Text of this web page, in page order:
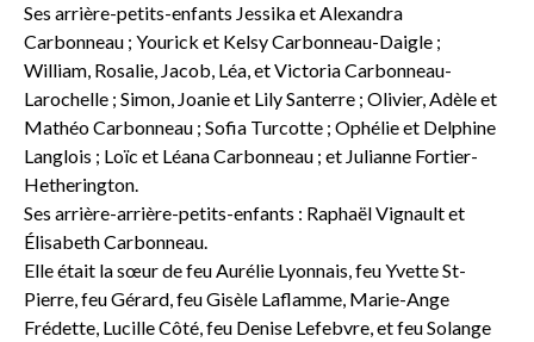
Ses arrière-petits-enfants Jessika et Alexandra
Carbonneau ; Yourick et Kelsy Carbonneau-Daigle ;
William, Rosalie, Jacob, Léa, et Victoria Carbonneau-
Larochelle ; Simon, Joanie et Lily Santerre ; Olivier, Adèle et
Mathéo Carbonneau ; Sofia Turcotte ; Ophélie et Delphine
Langlois ; Loïc et Léana Carbonneau ; et Julianne Fortier-
Hetherington.
Ses arrière-arrière-petits-enfants : Raphaël Vignault et
Élisabeth Carbonneau.
Elle était la sœur de feu Aurélie Lyonnais, feu Yvette St-
Pierre, feu Gérard, feu Gisèle Laflamme, Marie-Ange
Frédette, Lucille Côté, feu Denise Lefebvre, et feu Solange